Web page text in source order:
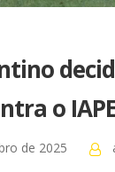
o
de 2025